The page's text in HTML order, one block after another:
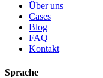
Über uns
Cases
Blog
FAQ
Kontakt
Sprache